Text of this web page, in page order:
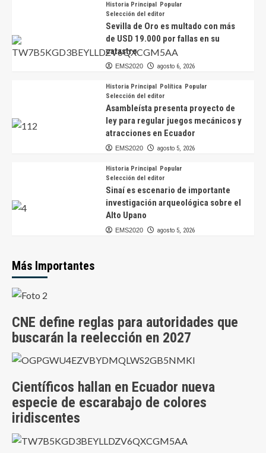
Historia Principal
Popular
Selección del editor
Sevilla de Oro es multado con más
de USD 19.000 por fallas en su
catastro
EMS2020 agosto 6, 2026
Historia Principal Política Popular
Selección del editor
Asambleísta presenta proyecto de
ley para regular juegos mecánicos y
atracciones en Ecuador
EMS2020 agosto 5, 2026
Historia Principal
Popular
Selección del editor
Sinaí es escenario de importante
investigación arqueológica sobre el
Alto Upano
EMS2020 agosto 5, 2026
Más Importantes
CNE define reglas para autoridades que
buscarán la reelección en 2027
Científicos hallan en Ecuador nueva
especie de escarabajo de colores
iridiscentes